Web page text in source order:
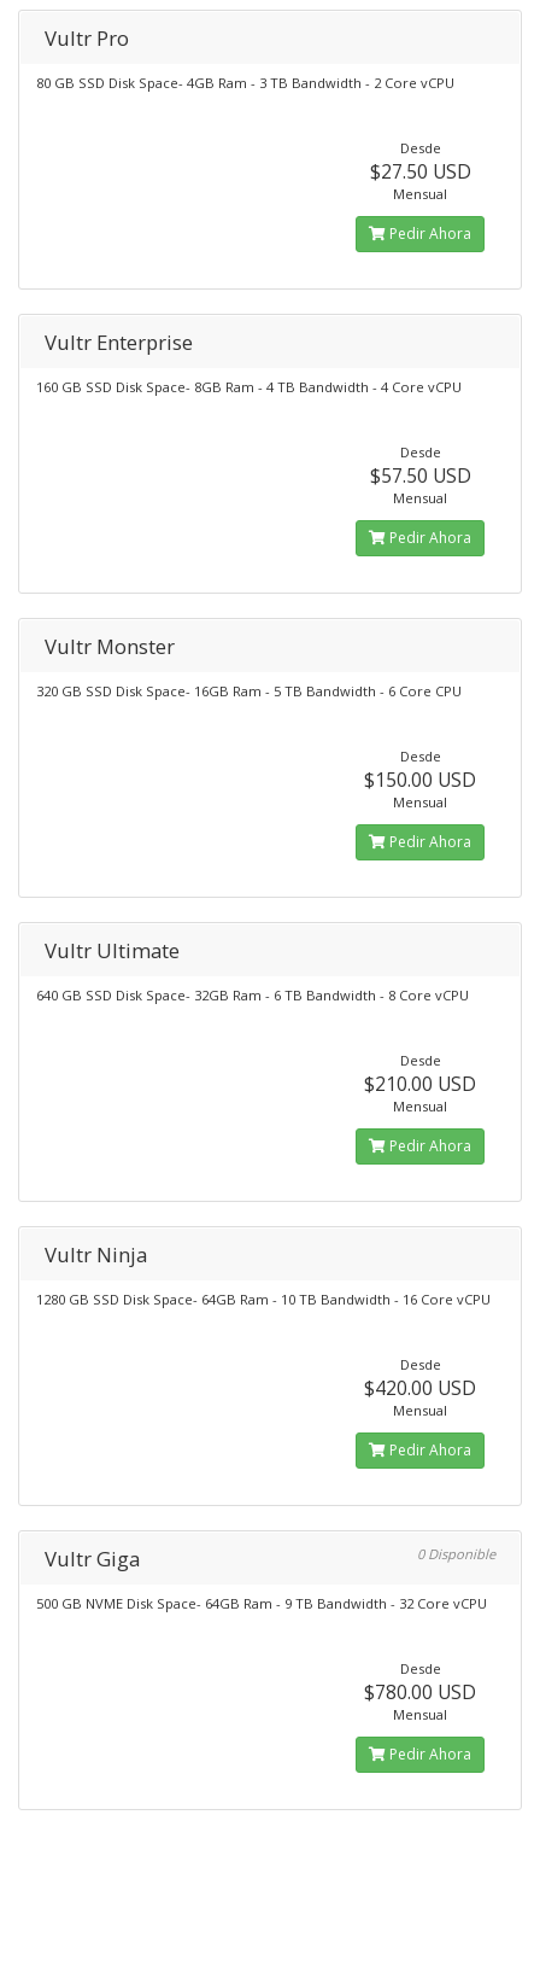
Vultr Pro
80 GB SSD Disk Space- 4GB Ram - 3 TB Bandwidth - 2 Core vCPU
Desde
$27.50 USD
Mensual
Pedir Ahora
Vultr Enterprise
160 GB SSD Disk Space- 8GB Ram - 4 TB Bandwidth - 4 Core vCPU
Desde
$57.50 USD
Mensual
Pedir Ahora
Vultr Monster
320 GB SSD Disk Space- 16GB Ram - 5 TB Bandwidth - 6 Core CPU
Desde
$150.00 USD
Mensual
Pedir Ahora
Vultr Ultimate
640 GB SSD Disk Space- 32GB Ram - 6 TB Bandwidth - 8 Core vCPU
Desde
$210.00 USD
Mensual
Pedir Ahora
Vultr Ninja
1280 GB SSD Disk Space- 64GB Ram - 10 TB Bandwidth - 16 Core vCPU
Desde
$420.00 USD
Mensual
Pedir Ahora
Vultr Giga 0 Disponible
500 GB NVME Disk Space- 64GB Ram - 9 TB Bandwidth - 32 Core vCPU
Desde
$780.00 USD
Mensual
Pedir Ahora